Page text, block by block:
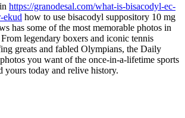
https://granodesal.com/what-is-bisacodyl-ec-
ekud how to use bisacodyl suppository 10 mg
has some of the most memorable photos in
legendary boxers and iconic tennis
greats and fabled Olympians, the Daily
you want of the once-in-a-lifetime sports
yours today and relive history.